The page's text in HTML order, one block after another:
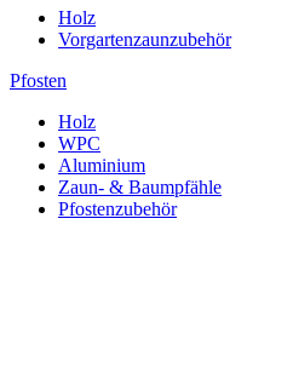
Holz
Vorgartenzaunzubehör
Pfosten
Holz
WPC
Aluminium
Zaun- & Baumpfähle
Pfostenzubehör